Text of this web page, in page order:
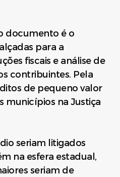
documento é o
para a
fiscais e análise de
contribuintes. Pela
de pequeno valor
municípios na Justiça
seriam litigados
na esfera estadual,
seriam de